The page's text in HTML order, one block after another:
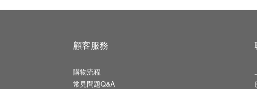
顧客服務
購物流程
常見問題Q&A